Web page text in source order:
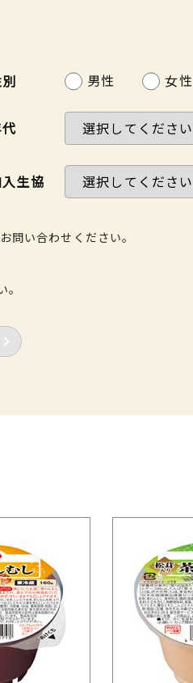
男性 女性
生協
問い合わせください。